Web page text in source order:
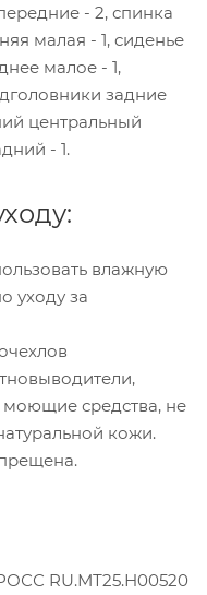
- 2, спинка
малая - 1, сиденье
малое - 1,
задние
центральный
- 1.
влажную
уходу за
средства, не
кожи.
RU.МТ25.Н00520